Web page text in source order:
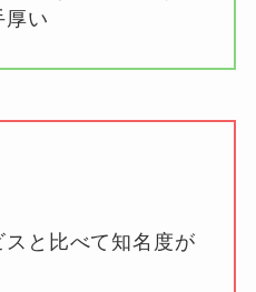
厚い
と比べて知名度が